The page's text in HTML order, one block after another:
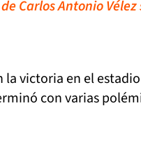
Carlos Antonio
la victoria en el estadio
con varias